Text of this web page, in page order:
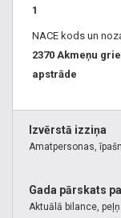
1
NACE kods un
2370 Akmeņu
apstrāde
Izvērstā izziņa
Amatpersonas,
Gada pārskats
Aktuālā bilance,